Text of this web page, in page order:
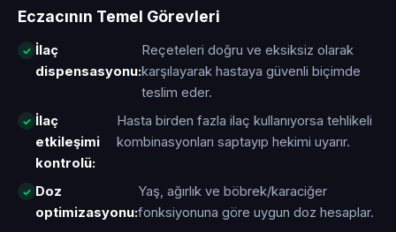
Eczacının Temel Görevleri
İlaç
dispensasyonu:
Reçeteleri doğru ve eksiksiz olarak
karşılayarak hastaya güvenli biçimde
teslim eder.
İlaç
etkileşimi
kontrolü:
Hasta birden fazla ilaç kullanıyorsa tehlikeli
kombinasyonları saptayıp hekimi uyarır.
Doz
optimizasyonu:
Yaş, ağırlık ve böbrek/karaciğer
fonksiyonuna göre uygun doz hesaplar.